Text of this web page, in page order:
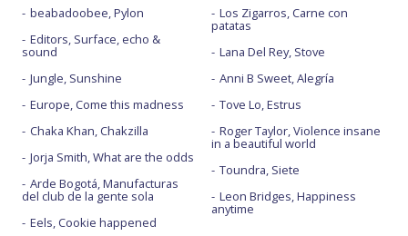
beabadoobee, Pylon
Editors, Surface, echo &
sound
Jungle, Sunshine
Europe, Come this madness
Chaka Khan, Chakzilla
Jorja Smith, What are the odds
Arde Bogotá, Manufacturas
del club de la gente sola
Eels, Cookie happened
Los Zigarros, Carne con
patatas
Lana Del Rey, Stove
Anni B Sweet, Alegría
Tove Lo, Estrus
Roger Taylor, Violence insane
in a beautiful world
Toundra, Siete
Leon Bridges, Happiness
anytime